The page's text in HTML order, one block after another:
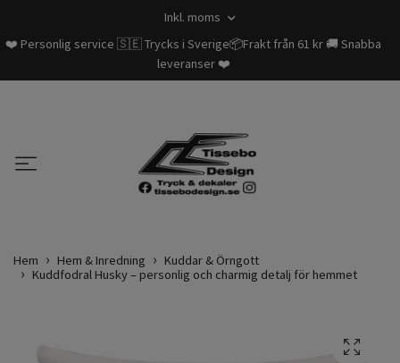
Inkl. moms
❤️ Personlig service 🇸🇪 Trycks i Sverige📦Frakt från 61 kr 🚚 Snabba
leveranser ❤️
Hem Hem & Inredning
Kuddar & Örngott
Kuddfodral Husky – personlig och charmig detalj för hemmet